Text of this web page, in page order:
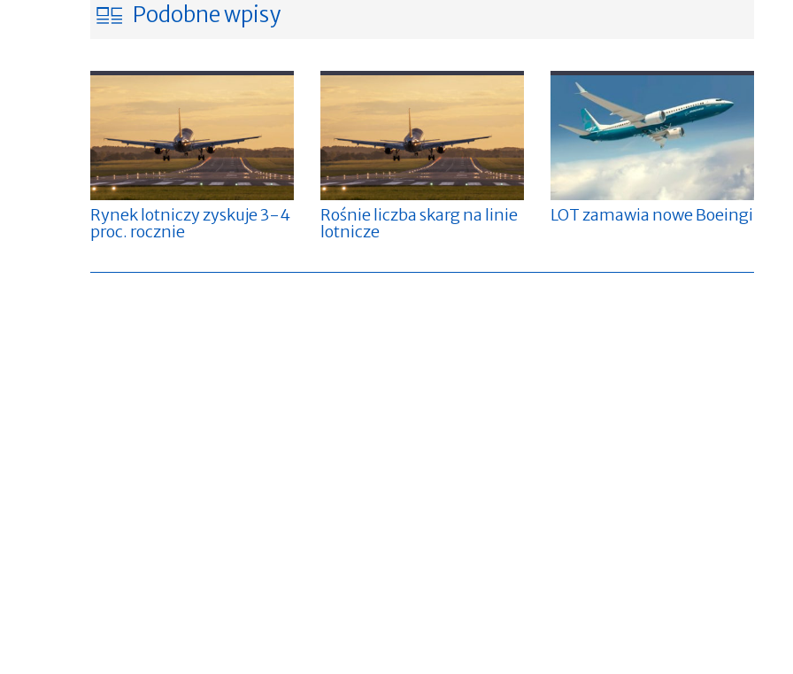
Podobne wpisy
Rynek lotniczy zyskuje 3-4
proc. rocznie
Rośnie liczba skarg na linie
lotnicze
LOT zamawia nowe Boeingi